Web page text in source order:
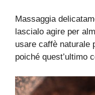
Massaggia
lascialo agire per
usare caffè naturale
poiché quest’ultimo